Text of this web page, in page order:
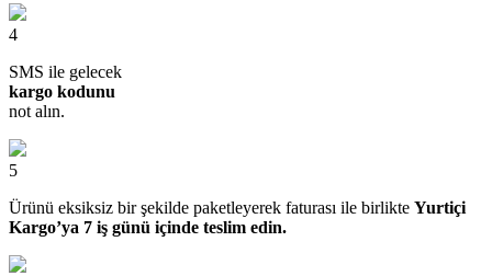
4
SMS ile gelecek
kargo kodunu
not alın.
5
Ürünü eksiksiz bir şekilde paketleyerek faturası ile birlikte Yurtiçi
Kargo’ya 7 iş günü içinde teslim edin.